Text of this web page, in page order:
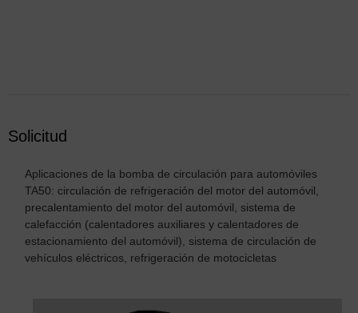
Solicitud
Aplicaciones de la bomba de circulación para automóviles
TA50: circulación de refrigeración del motor del automóvil,
precalentamiento del motor del automóvil, sistema de
calefacción (calentadores auxiliares y calentadores de
estacionamiento del automóvil), sistema de circulación de
vehículos eléctricos, refrigeración de motocicletas